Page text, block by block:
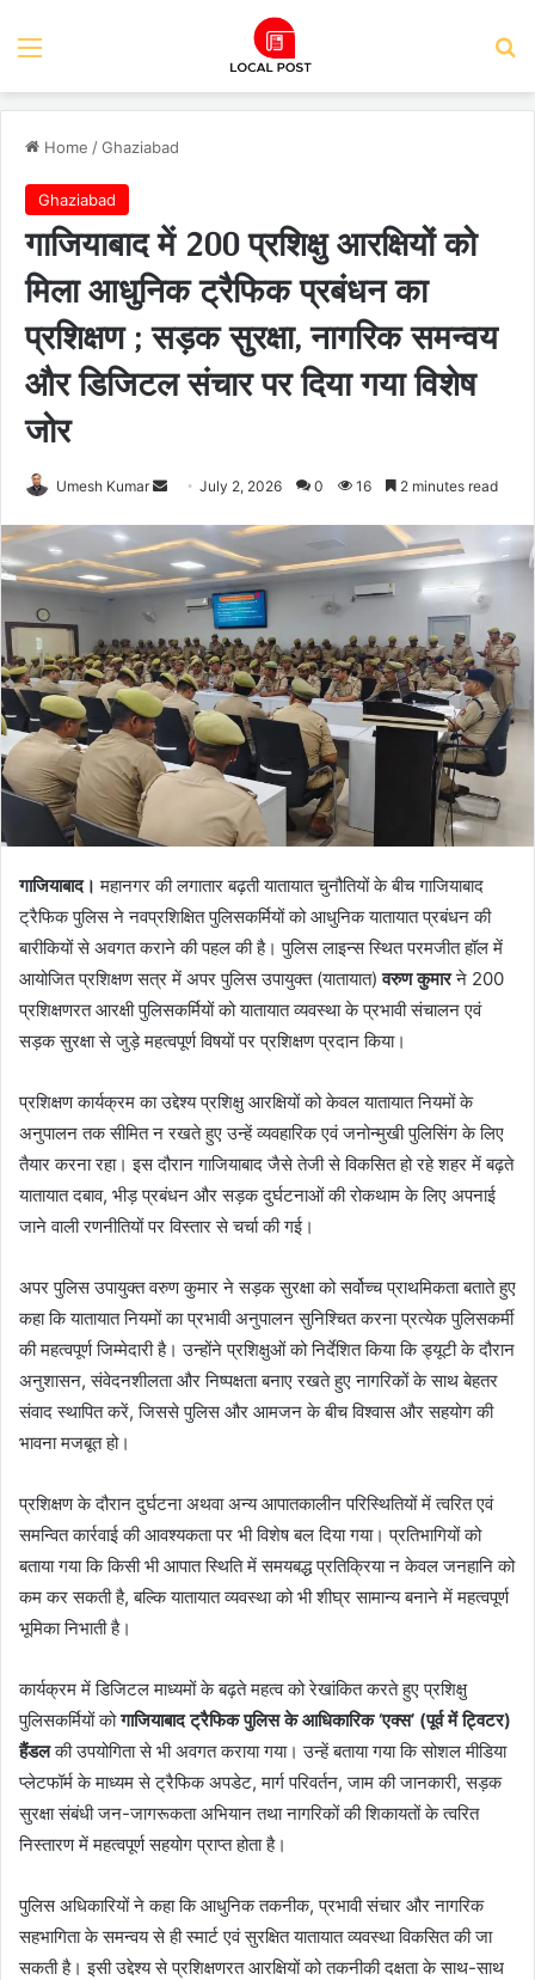
Menu
Home /Ghaziabad
Ghaziabad
गाजियाबाद में 200 प्रशिक्षु आरक्षियों को
मिला आधुनिक ट्रैफिक प्रबंधन का
प्रशिक्षण ; सड़क सुरक्षा, नागरिक समन्वय
और डिजिटल संचार पर दिया गया विशेष
जोर
Umesh Kumar
Send
email
July 2, 2026 0 16 2 minutes read
गाजियाबाद। महानगर की लगातार बढ़ती यातायात चुनौतियों के बीच गाजियाबाद
ट्रैफिक पुलिस ने नवप्रशिक्षित पुलिसकर्मियों को आधुनिक यातायात प्रबंधन की
बारीकियों से अवगत कराने की पहल की है। पुलिस लाइन्स स्थित परमजीत हॉल में
आयोजित प्रशिक्षण सत्र में अपर पुलिस उपायुक्त (यातायात)वरुण कुमारने 200
प्रशिक्षणरत आरक्षी पुलिसकर्मियों को यातायात व्यवस्था के प्रभावी संचालन एवं
सड़क सुरक्षा से जुड़े महत्वपूर्ण विषयों पर प्रशिक्षण प्रदान किया।
प्रशिक्षण कार्यक्रम का उद्देश्य प्रशिक्षु आरक्षियों को केवल यातायात नियमों के
अनुपालन तक सीमित न रखते हुए उन्हें व्यवहारिक एवं जनोन्मुखी पुलिसिंग के लिए
तैयार करना रहा। इस दौरान गाजियाबाद जैसे तेजी से विकसित हो रहे शहर में बढ़ते
यातायात दबाव, भीड़ प्रबंधन और सड़क दुर्घटनाओं की रोकथाम के लिए अपनाई
जाने वाली रणनीतियों पर विस्तार से चर्चा की गई।
अपर पुलिस उपायुक्त वरुण कुमार ने सड़क सुरक्षा को सर्वोच्च प्राथमिकता बताते हुए
कहा कि यातायात नियमों का प्रभावी अनुपालन सुनिश्चित करना प्रत्येक पुलिसकर्मी
की महत्वपूर्ण जिम्मेदारी है। उन्होंने प्रशिक्षुओं को निर्देशित किया कि ड्यूटी के दौरान
अनुशासन, संवेदनशीलता और निष्पक्षता बनाए रखते हुए नागरिकों के साथ बेहतर
संवाद स्थापित करें, जिससे पुलिस और आमजन के बीच विश्वास और सहयोग की
भावना मजबूत हो।
प्रशिक्षण के दौरान दुर्घटना अथवा अन्य आपातकालीन परिस्थितियों में त्वरित एवं
समन्वित कार्रवाई की आवश्यकता पर भी विशेष बल दिया गया। प्रतिभागियों को
बताया गया कि किसी भी आपात स्थिति में समयबद्ध प्रतिक्रिया न केवल जनहानि को
कम कर सकती है, बल्कि यातायात व्यवस्था को भी शीघ्र सामान्य बनाने में महत्वपूर्ण
भूमिका निभाती है।
कार्यक्रम में डिजिटल माध्यमों के बढ़ते महत्व को रेखांकित करते हुए प्रशिक्षु
पुलिसकर्मियों कोगाजियाबाद ट्रैफिक पुलिस के आधिकारिक ‘एक्स’ (पूर्व में ट्विटर)
हैंडलकी उपयोगिता से भी अवगत कराया गया। उन्हें बताया गया कि सोशल मीडिया
प्लेटफॉर्म के माध्यम से ट्रैफिक अपडेट, मार्ग परिवर्तन, जाम की जानकारी, सड़क
सुरक्षा संबंधी जन-जागरूकता अभियान तथा नागरिकों की शिकायतों के त्वरित
निस्तारण में महत्वपूर्ण सहयोग प्राप्त होता है।
पुलिस अधिकारियों ने कहा कि आधुनिक तकनीक, प्रभावी संचार और नागरिक
सहभागिता के समन्वय से ही स्मार्ट एवं सुरक्षित यातायात व्यवस्था विकसित की जा
सकती है। इसी उद्देश्य से प्रशिक्षणरत आरक्षियों को तकनीकी दक्षता के साथ-साथ